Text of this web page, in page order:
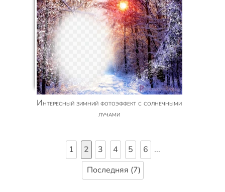
Интересный зимний фотоэффект с солнечными
лучами
1 2 3 4 5 6
...
Последняя (7)